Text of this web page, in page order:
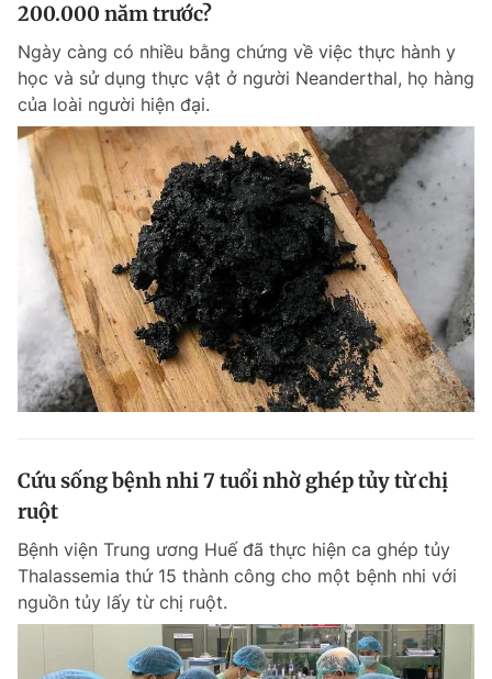
200.000 năm trước?
Ngày càng có nhiều bằng chứng về việc thực hành y
học và sử dụng thực vật ở người Neanderthal, họ hàng
của loài người hiện đại.
Cứu sống bệnh nhi 7 tuổi nhờ ghép tủy từ chị
ruột
Bệnh viện Trung ương Huế đã thực hiện ca ghép tủy
Thalassemia thứ 15 thành công cho một bệnh nhi với
nguồn tủy lấy từ chị ruột.